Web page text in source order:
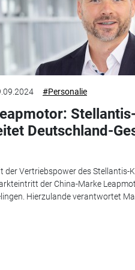
#Personalie
Deutschland-
der Vertriebspower des Stellantis-
der China-Marke
Hierzulande verantwortet